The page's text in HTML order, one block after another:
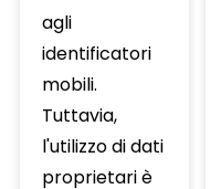
agli
identificatori
mobili.
Tuttavia,
l'utilizzo di dati
proprietari è